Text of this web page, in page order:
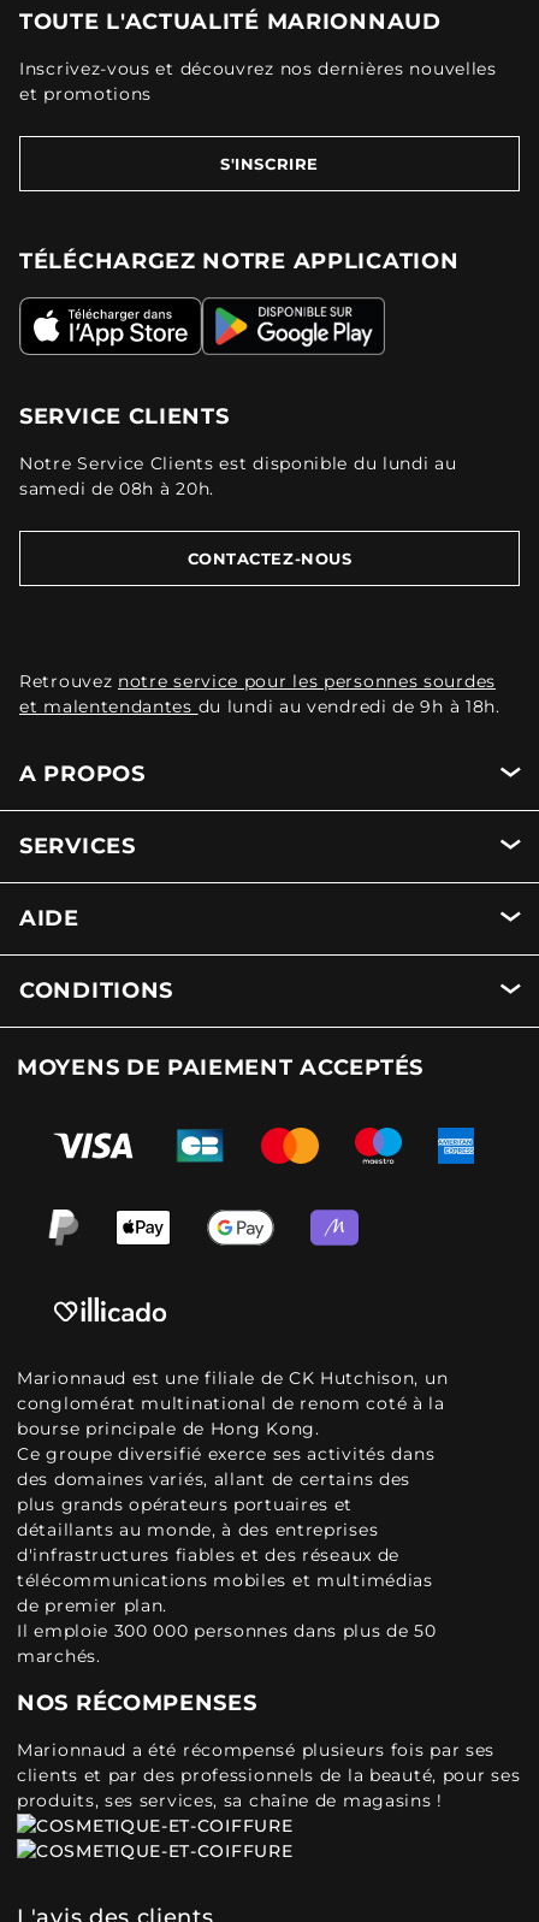
TOUTE L'ACTUALITÉ MARIONNAUD
Inscrivez-vous et découvrez nos dernières nouvelles
et promotions
S'INSCRIRE
TÉLÉCHARGEZ NOTRE APPLICATION
SERVICE CLIENTS
Notre Service Clients est disponible du lundi au
samedi de 08h à 20h.
CONTACTEZ-NOUS
Retrouvez notre service pour les personnes sourdes
et malentendantes du lundi au vendredi de 9h à 18h.
A PROPOS
SERVICES
AIDE
CONDITIONS
MOYENS DE PAIEMENT ACCEPTÉS
Marionnaud est une filiale de CK Hutchison, un
conglomérat multinational de renom coté à la
bourse principale de Hong Kong.
Ce groupe diversifié exerce ses activités dans
des domaines variés, allant de certains des
plus grands opérateurs portuaires et
détaillants au monde, à des entreprises
d'infrastructures fiables et des réseaux de
télécommunications mobiles et multimédias
de premier plan.
Il emploie 300 000 personnes dans plus de 50
marchés.
NOS RÉCOMPENSES
Marionnaud a été récompensé plusieurs fois par ses
clients et par des professionnels de la beauté, pour ses
produits, ses services, sa chaîne de magasins !